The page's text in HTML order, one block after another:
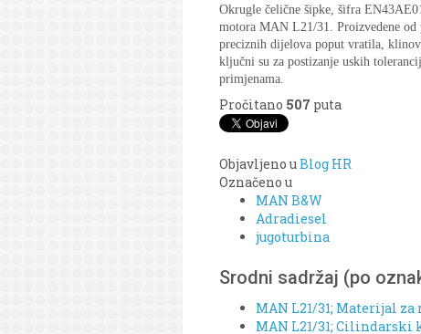
Okrugle čelične šipke, šifra
motora MAN L21/31. Proizvedene od
preciznih dijelova poput vratila,
ključni su za postizanje uskih
primjenama.
Pročitano 507 puta
Objavljeno uBlog HR
Označeno u
MAN B&W
Adradiesel
jugoturbina
Srodni sadržaj (po
MAN L21/31; Materijal za
MAN L21/31; Cilindarski